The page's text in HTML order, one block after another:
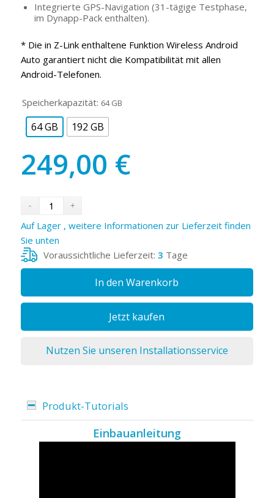
Integrierte GPS-Navigation (31-tägige Testphase,
im Dynapp-Pack enthalten).
* Die in Z-Link enthaltene Funktion Wireless Android
Auto garantiert nicht die Kompatibilität mit allen
Android-Telefonen.
Speicherkapazität: 64 GB
64 GB 192 GB
249,00 €
Auf Lager , weitere Informationen zur Lieferzeit finden
Sie unten
Voraussichtliche Lieferzeit: 3 Tage
In den Warenkorb
Jetzt kaufen
Nutzen Sie unseren Installationsservice
Produkt-Tutorials
Einbauanleitung